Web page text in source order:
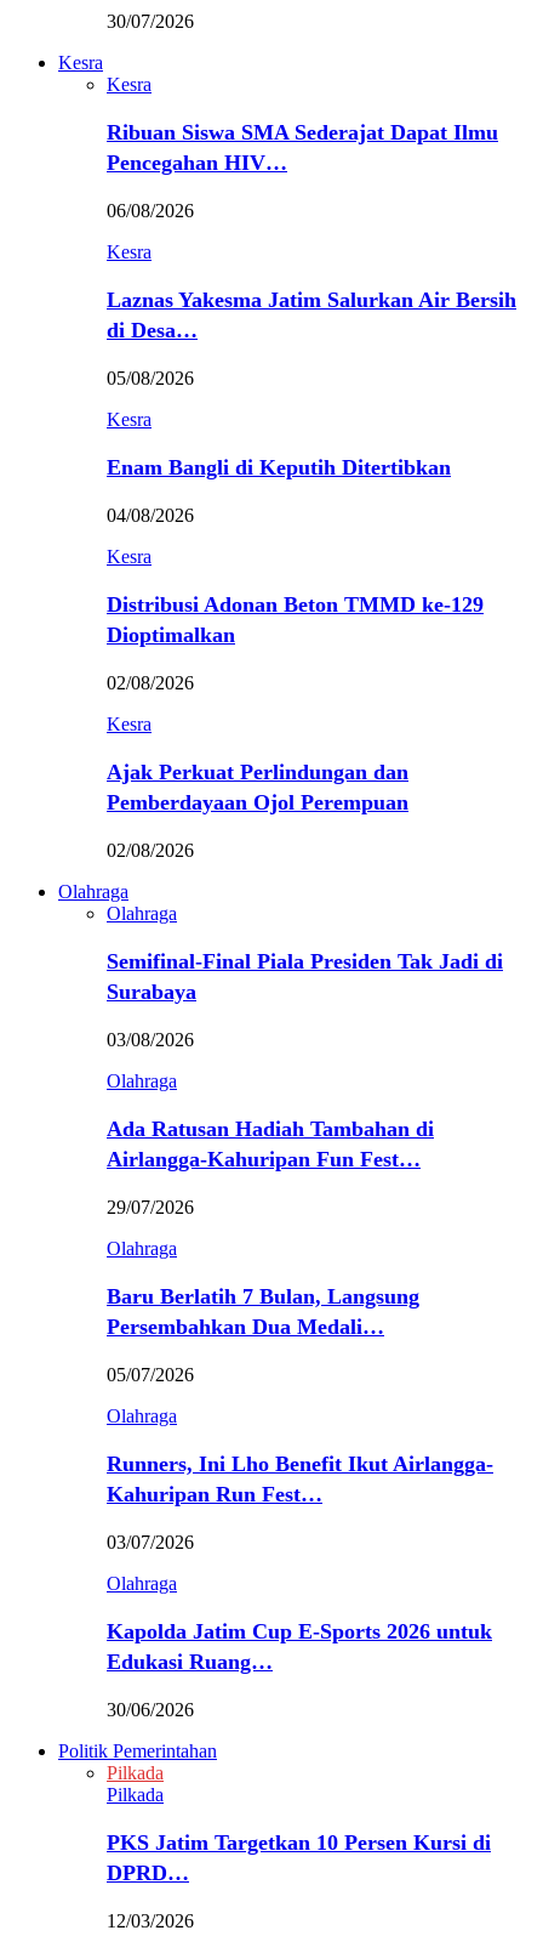
30/07/2026
Kesra
Kesra
Ribuan Siswa SMA Sederajat Dapat Ilmu
Pencegahan HIV…
06/08/2026
Kesra
Laznas Yakesma Jatim Salurkan Air Bersih
di Desa…
05/08/2026
Kesra
Enam Bangli di Keputih Ditertibkan
04/08/2026
Kesra
Distribusi Adonan Beton TMMD ke-129
Dioptimalkan
02/08/2026
Kesra
Ajak Perkuat Perlindungan dan
Pemberdayaan Ojol Perempuan
02/08/2026
Olahraga
Olahraga
Semifinal-Final Piala Presiden Tak Jadi di
Surabaya
03/08/2026
Olahraga
Ada Ratusan Hadiah Tambahan di
Airlangga-Kahuripan Fun Fest…
29/07/2026
Olahraga
Baru Berlatih 7 Bulan, Langsung
Persembahkan Dua Medali…
05/07/2026
Olahraga
Runners, Ini Lho Benefit Ikut Airlangga-
Kahuripan Run Fest…
03/07/2026
Olahraga
Kapolda Jatim Cup E-Sports 2026 untuk
Edukasi Ruang…
30/06/2026
Politik Pemerintahan
Pilkada
Pilkada
PKS Jatim Targetkan 10 Persen Kursi di
DPRD…
12/03/2026